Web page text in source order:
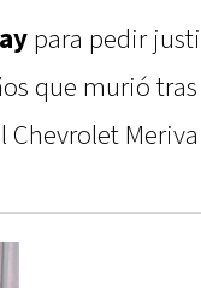
para pedir
que murió